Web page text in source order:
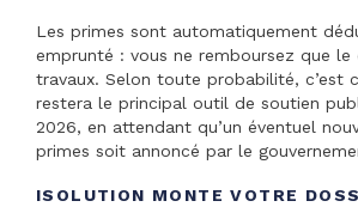
Les primes sont automatiquement
emprunté : vous ne remboursez que
travaux. Selon toute probabilité, c’est
restera le principal outil de soutien
2026, en attendant qu’un éventuel
primes soit annoncé par le
ISOLUTION MONTE VOTRE